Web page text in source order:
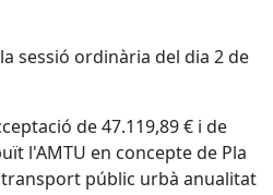
sessió ordinària del dia 2 de
de 47.119,89 € i de
l'AMTU en concepte de Pla
públic urbà anualitat